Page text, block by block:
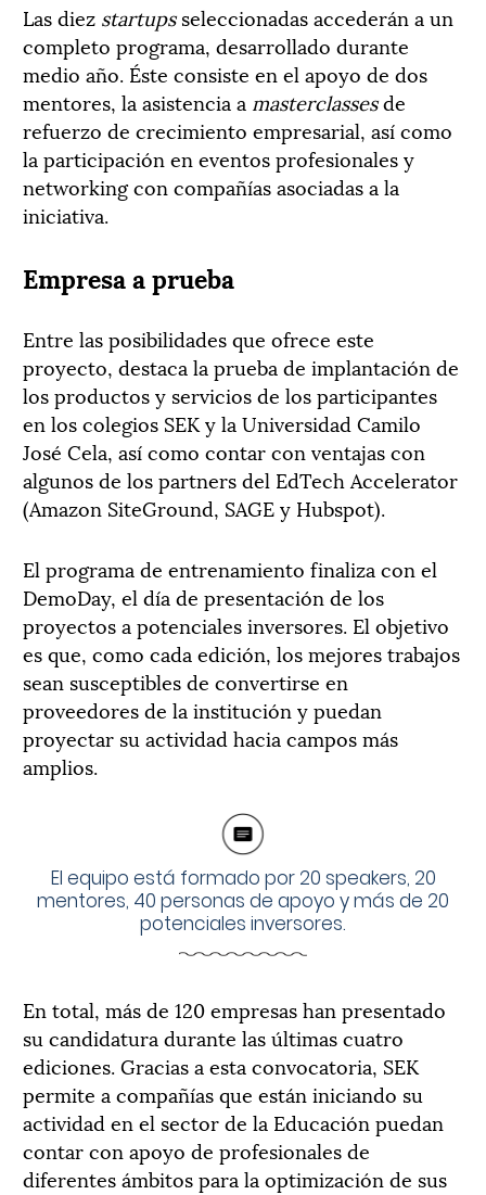
Las diez startupsseleccionadas accederán a un
completo programa, desarrollado durante
medio año. Éste consiste en el apoyo de dos
mentores, la asistencia a masterclassesde
refuerzo de crecimiento empresarial, así como
la participación en eventos profesionales y
networking con compañías asociadas a la
iniciativa.
Empresa a prueba
Entre las posibilidades que ofrece este
proyecto, destaca la prueba de implantación de
los productos y servicios de los participantes
en los colegios SEK y la Universidad Camilo
José Cela, así como contar con ventajas con
algunos de los partners del EdTech Accelerator
(Amazon SiteGround, SAGE y Hubspot).
El programa de entrenamiento finaliza con el
DemoDay, el día de presentación de los
proyectos a potenciales inversores. El objetivo
es que, como cada edición, los mejores trabajos
sean susceptibles de convertirse en
proveedores de la institución y puedan
proyectar su actividad hacia campos más
amplios.
El equipo está formado por 20 speakers, 20
mentores, 40 personas de apoyo y más de 20
potenciales inversores.
En total, más de 120 empresas han presentado
su candidatura durante las últimas cuatro
ediciones. Gracias a esta convocatoria, SEK
permite a compañías que están iniciando su
actividad en el sector de la Educación puedan
contar con apoyo de profesionales de
diferentes ámbitos para la optimización de sus